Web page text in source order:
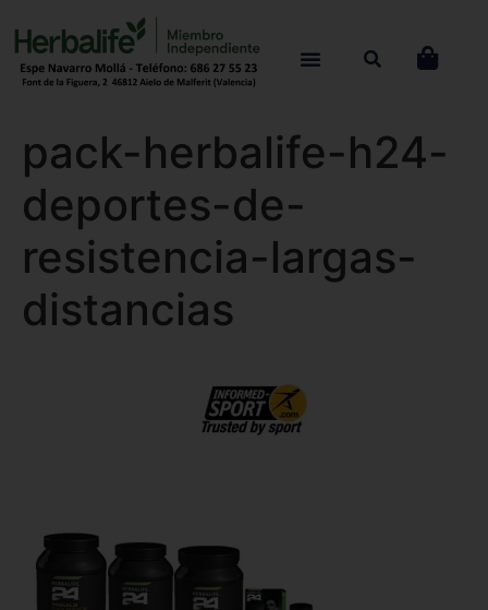
pack-herbalife-h24-
deportes-de-
resistencia-largas-
distancias